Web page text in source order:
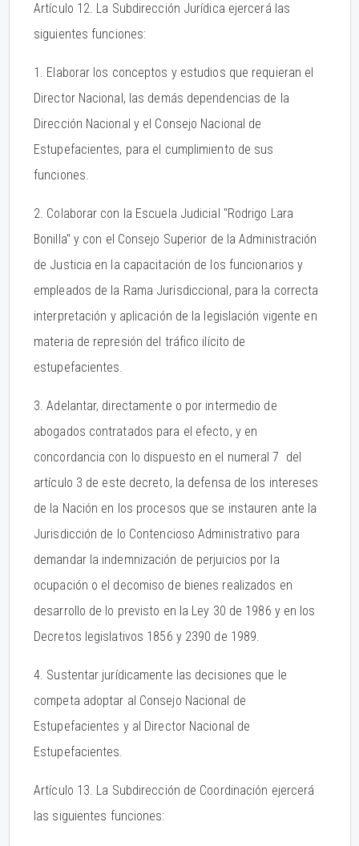
Artículo 12. La Subdirección Jurídica ejercerá las
siguientes funciones:
1. Elaborar los conceptos y estudios que requieran el
Director Nacional, las demás dependencias de la
Dirección Nacional y el Consejo Nacional de
Estupefacientes, para el cumplimiento de sus
funciones.
2. Colaborar con la Escuela Judicial "Rodrigo Lara
Bonilla" y con el Consejo Superior de la Administración
de Justicia en la capacitación de los funcionarios y
empleados de la Rama Jurisdiccional, para la correcta
interpretación y aplicación de la legislación vigente en
materia de represión del tráfico ilícito de
estupefacientes.
3. Adelantar, directamente o por intermedio de
abogados contratados para el efecto, y en
concordancia con lo dispuesto en el numeral 7 del
artículo 3 de este decreto, la defensa de los intereses
de la Nación en los procesos que se instauren ante la
Jurisdicción de lo Contencioso Administrativo para
demandar la indemnización de perjuicios por la
ocupación o el decomiso de bienes realizados en
desarrollo de lo previsto en la Ley 30 de 1986 y en los
Decretos legislativos 1856 y 2390 de 1989.
4. Sustentar jurídicamente las decisiones que le
competa adoptar al Consejo Nacional de
Estupefacientes y al Director Nacional de
Estupefacientes.
Artículo 13. La Subdirección de Coordinación ejercerá
las siguientes funciones: